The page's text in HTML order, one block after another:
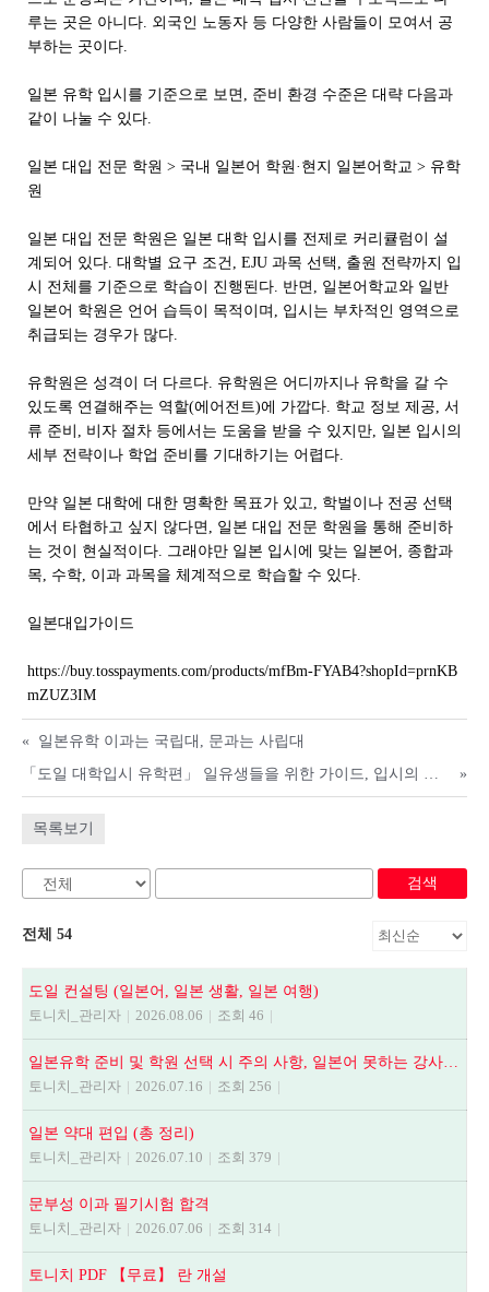
루는 곳은 아니다. 외국인 노동자 등 다양한 사람들이 모여서 공
부하는 곳이다.
일본 유학 입시를 기준으로 보면, 준비 환경 수준은 대략 다음과
같이 나눌 수 있다.
일본 대입 전문 학원 > 국내 일본어 학원·현지 일본어학교 > 유학
원
일본 대입 전문 학원은 일본 대학 입시를 전제로 커리큘럼이 설
계되어 있다. 대학별 요구 조건, EJU 과목 선택, 출원 전략까지 입
시 전체를 기준으로 학습이 진행된다. 반면, 일본어학교와 일반
일본어 학원은 언어 습득이 목적이며, 입시는 부차적인 영역으로
취급되는 경우가 많다.
유학원은 성격이 더 다르다. 유학원은 어디까지나 유학을 갈 수
있도록 연결해주는 역할(에어전트)에 가깝다. 학교 정보 제공, 서
류 준비, 비자 절차 등에서는 도움을 받을 수 있지만, 일본 입시의
세부 전략이나 학업 준비를 기대하기는 어렵다.
만약 일본 대학에 대한 명확한 목표가 있고, 학벌이나 전공 선택
에서 타협하고 싶지 않다면, 일본 대입 전문 학원을 통해 준비하
는 것이 현실적이다. 그래야만 일본 입시에 맞는 일본어, 종합과
목, 수학, 이과 과목을 체계적으로 학습할 수 있다.
일본대입가이드
https://buy.tosspayments.com/products/mfBm-FYAB4?shopId=prnKB
mZUZ3IM
« 일본유학 이과는 국립대, 문과는 사립대
「도일 대학입시 유학편」 일유생들을 위한 가이드, 입시의 메뉴얼
»
목록보기
검색
전체 54
도일 컨설팅 (일본어, 일본 생활, 일본 여행)
토니치_관리자 | 2026.08.06 | 조회 46 |
일본유학 준비 및 학원 선택 시 주의 사항, 일본어 못하는 강사에게 수업듣지 마세요.
토니치_관리자 | 2026.07.16 | 조회 256 |
일본 약대 편입 (총 정리)
토니치_관리자 | 2026.07.10 | 조회 379 |
문부성 이과 필기시험 합격
토니치_관리자 | 2026.07.06 | 조회 314 |
토니치 PDF 【무료】 란 개설